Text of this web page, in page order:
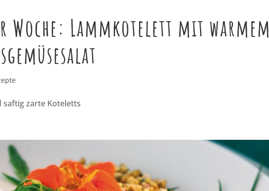
Woche: Lammkotelett mit warmem
saftig zarte Koteletts